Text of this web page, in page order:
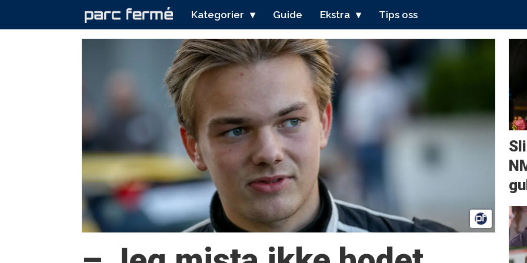
Kategorier Guide Ekstra Tips oss
nordstrand